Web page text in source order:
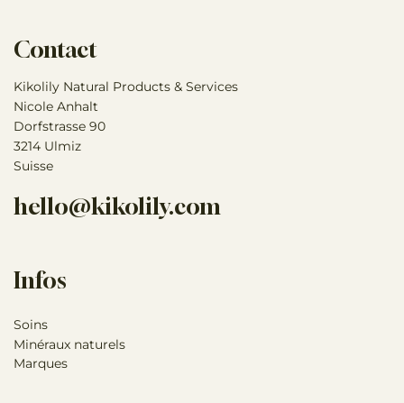
Contact
Kikolily Natural Products & Services
Nicole Anhalt
Dorfstrasse 90
3214 Ulmiz
Suisse
hello@kikolily.com
Infos
Soins
Minéraux naturels
Marques